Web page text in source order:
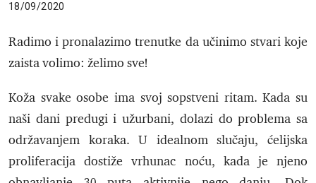
18/09/2020
Radimo i pronalazimo trenutke da učinimo stvari koje
zaista volimo: želimo sve!
Koža svake osobe ima svoj sopstveni ritam. Kada su
naši dani predugi i užurbani, dolazi do problema sa
održavanjem koraka. U idealnom slučaju, ćelijska
proliferacija dostiže vrhunac noću, kada je njeno